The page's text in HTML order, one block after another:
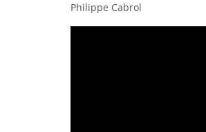
Philippe Cabrol